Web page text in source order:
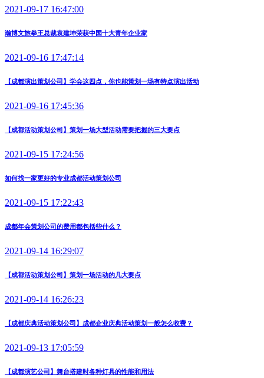
2021-09-17 16:47:00
瀚博文旅拳王总裁袁建坤荣获中国十大青年企业家
2021-09-16 17:47:14
【成都演出策划公司】学会这四点，你也能策划一场有特点演出活动
2021-09-16 17:45:36
【成都活动策划公司】策划一场大型活动需要把握的三大要点
2021-09-15 17:24:56
如何找一家更好的专业成都活动策划公司
2021-09-15 17:22:43
成都年会策划公司的费用都包括些什么？
2021-09-14 16:29:07
【成都活动策划公司】策划一场活动的几大要点
2021-09-14 16:26:23
【成都庆典活动策划公司】成都企业庆典活动策划一般怎么收费？
2021-09-13 17:05:59
【成都演艺公司】舞台搭建时各种灯具的性能和用法